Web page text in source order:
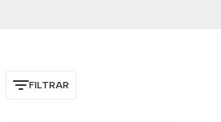
FILTRAR